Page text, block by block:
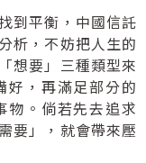
到平衡，中國信託
析，不妨把人生的
想要」三種類型來
好，再滿足部分的
物。倘若先去追求
要」，就會帶來壓